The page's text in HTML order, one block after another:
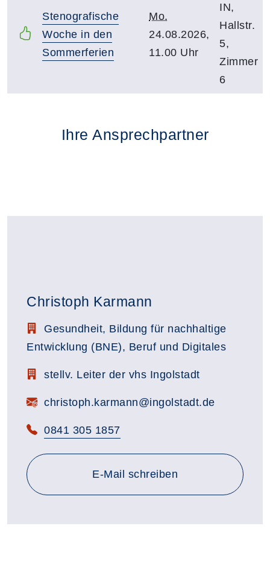
Stenografische
Woche in den
Sommerferien
Mo.
24.08.2026,
11.00 Uhr
IN,
Hallstr.
5,
Zimmer
6
Ihre Ansprechpartner
Christoph Karmann
Stellenbezeichnung:
Gesundheit, Bildung für nachhaltige
Entwicklung (BNE), Beruf und Digitales
Zimmerbezeichnung:
stellv. Leiter der vhs Ingolstadt
E-Mail:christoph.karmann@ingolstadt.de
Telefon:
0841 305 1857
E-Mail schreiben